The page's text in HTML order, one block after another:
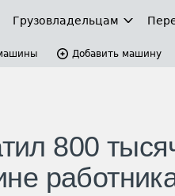
Грузовладельцам
Добавить машину
800